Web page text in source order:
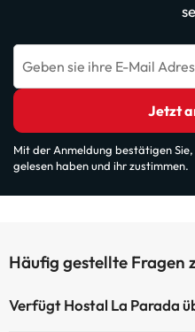
Geben sie ihre E-Mail
Jetzt
Mit der Anmeldung bestätigen Sie,
gelesen haben und ihr zustimmen.
Häufig gestellte Fragen
Verfügt Hostal La Parada